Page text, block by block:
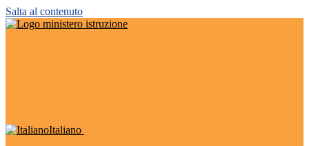
Salta al contenuto
Italiano